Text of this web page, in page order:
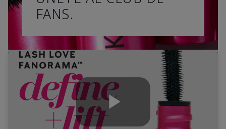
FANS.